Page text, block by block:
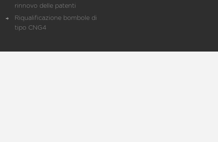
rinnovo delle patenti
Riqualificazione bombole di
tipo CNG4